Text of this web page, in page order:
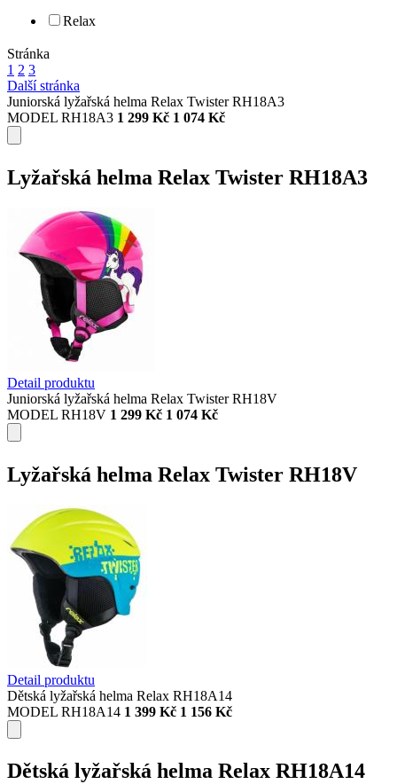
Relax
Stránka
1 2 3
Další stránka
Juniorská lyžařská helma Relax Twister RH18A3
MODEL RH18A3 1 299 Kč 1 074 Kč
Lyžařská helma Relax Twister RH18A3
Detail produktu
Juniorská lyžařská helma Relax Twister RH18V
MODEL RH18V 1 299 Kč 1 074 Kč
Lyžařská helma Relax Twister RH18V
Detail produktu
Dětská lyžařská helma Relax RH18A14
MODEL RH18A14 1 399 Kč 1 156 Kč
Dětská lyžařská helma Relax RH18A14